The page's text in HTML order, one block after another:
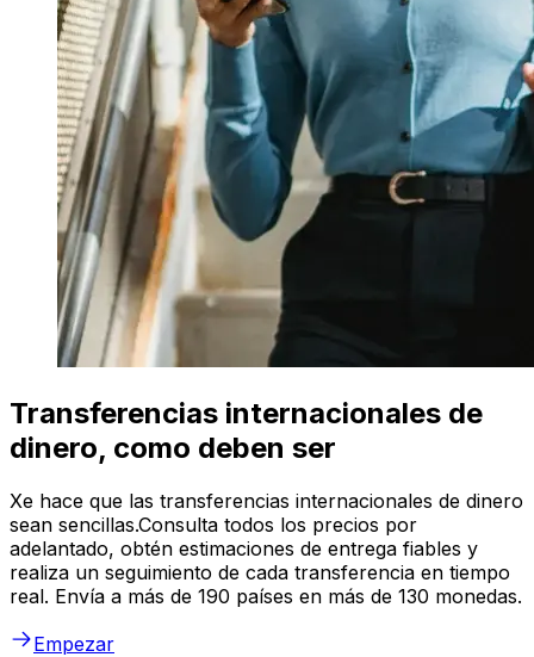
Transferencias internacionales de
dinero, como deben ser
Xe hace que las transferencias internacionales de dinero
sean sencillas.Consulta todos los precios por
adelantado, obtén estimaciones de entrega fiables y
realiza un seguimiento de cada transferencia en tiempo
real. Envía a más de 190 países en más de 130 monedas.
Empezar